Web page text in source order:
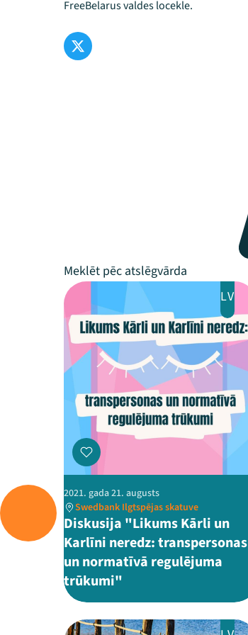
FreeBelarus valdes locekle.
LV
2021. gada 21. augusts
Swedbank Ilgtspējas skatuve
Diskusija "Likums Kārli un
Karlīni neredz: transpersonas
un normatīvā regulējuma
trūkumi"